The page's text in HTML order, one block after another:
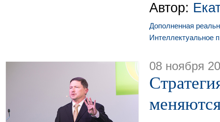
Автор:
Дополненная
Интеллектуальное
08 ноября